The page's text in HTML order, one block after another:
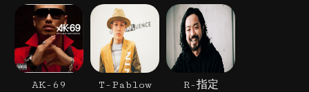
AK-69 T-Pablow R-指定